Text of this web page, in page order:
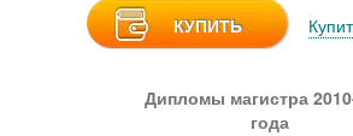
КУПИТЬ
Дипломы магистра
года